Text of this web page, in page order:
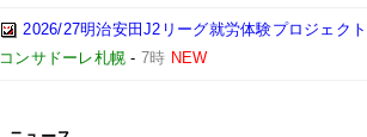
2026/27明治安田J2リーグ就労体験プロジェク
コンサドーレ札幌 - 7時 NEW